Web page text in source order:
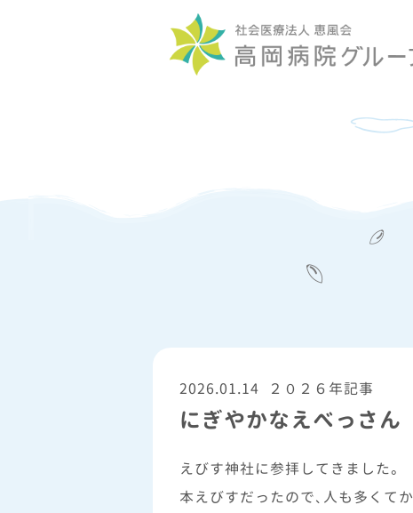
2026.01.14 ２０２６年記事
にぎやかなえべっさん
えびす神社に参拝してきました。
本えびすだったので、人も多くて